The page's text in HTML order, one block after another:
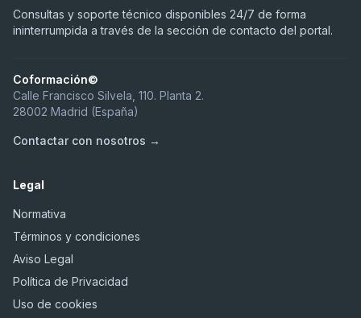
Consultas y soporte técnico disponibles 24/7 de forma
ininterrumpida a través de la sección de contacto del portal.
Coformación©
Calle Francisco Silvela, 110. Planta 2.
28002 Madrid (España)
Contactar con nosotros →
Legal
Normativa
Términos y condiciones
Aviso Legal
Política de Privacidad
Uso de cookies